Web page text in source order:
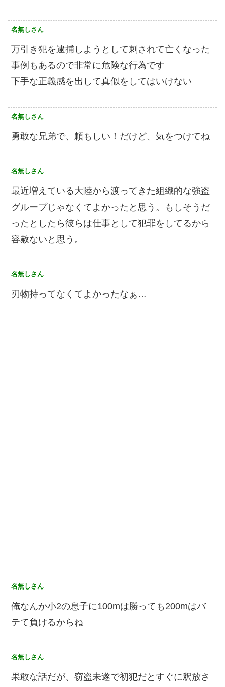
名無しさん
万引き犯を逮捕しようとして刺されて亡くなった
事例もあるので非常に危険な行為です
下手な正義感を出して真似をしてはいけない
名無しさん
勇敢な兄弟で、頼もしい！だけど、気をつけてね
名無しさん
最近増えている大陸から渡ってきた組織的な強盗
グループじゃなくてよかったと思う。もしそうだ
ったとしたら彼らは仕事として犯罪をしてるから
容赦ないと思う。
名無しさん
刃物持ってなくてよかったなぁ…
名無しさん
俺なんか小2の息子に100mは勝っても200mはバ
テて負けるからね
名無しさん
果敢な話だが、窃盗未遂で初犯だとすぐに釈放さ